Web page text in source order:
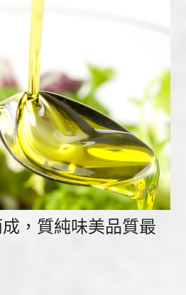
，質純味美品質最